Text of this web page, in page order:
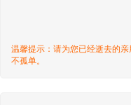
温馨提示：请为您已经逝去的
不孤单。